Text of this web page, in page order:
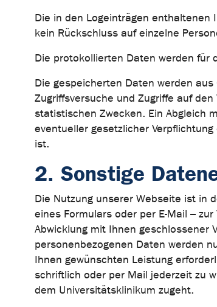
Die in den Logeinträgen enthaltenen
kein Rückschluss auf einzelne
Die protokollierten Daten werden für
Die gespeicherten Daten werden
Zugriffsversuche und Zugriffe auf
statistischen Zwecken. Ein Abgleich
eventueller gesetzlicher
ist.
2. Sonstige
Die Nutzung unserer Webseite ist in
eines Formulars oder per E-Mail –
Abwicklung mit Ihnen geschlossener
personenbezogenen Daten werden
Ihnen gewünschten Leistung
schriftlich oder per Mail jederzeit zu
dem Universitätsklinikum zugeht.